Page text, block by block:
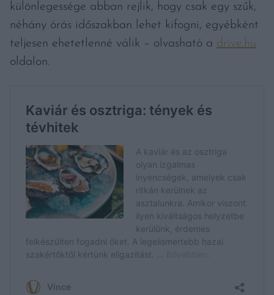
különlegessége abban rejlik, hogy csak egy szűk,
néhány órás időszakban lehet kifogni, egyébként
teljesen ehetetlenné válik – olvasható a drive.hu
oldalon.